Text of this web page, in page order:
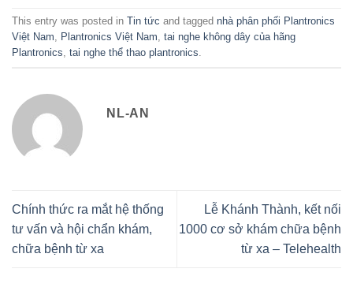
This entry was posted in Tin tức and tagged nhà phân phối Plantronics
Việt Nam, Plantronics Việt Nam, tai nghe không dây của hãng
Plantronics, tai nghe thể thao plantronics.
NL-AN
Chính thức ra mắt hệ thống
tư vấn và hội chẩn khám,
chữa bệnh từ xa
Lễ Khánh Thành, kết nối
1000 cơ sở khám chữa bệnh
từ xa – Telehealth